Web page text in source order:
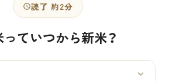
読了 約2分
ていつから新米？
›